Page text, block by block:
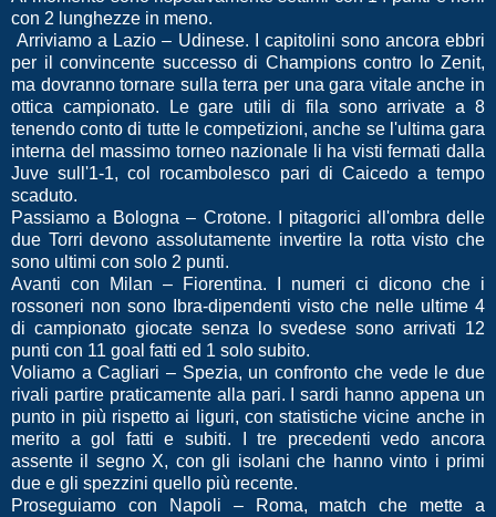
con 2 lunghezze in meno.
Arriviamo a Lazio – Udinese. I capitolini sono ancora ebbri
per il convincente successo di Champions contro lo Zenit,
ma dovranno tornare sulla terra per una gara vitale anche in
ottica campionato. Le gare utili di fila sono arrivate a 8
tenendo conto di tutte le competizioni, anche se l'ultima gara
interna del massimo torneo nazionale li ha visti fermati dalla
Juve sull'1-1, col rocambolesco pari di Caicedo a tempo
scaduto.
Passiamo a Bologna – Crotone. I pitagorici all'ombra delle
due Torri devono assolutamente invertire la rotta visto che
sono ultimi con solo 2 punti.
Avanti con Milan – Fiorentina. I numeri ci dicono che i
rossoneri non sono Ibra-dipendenti visto che nelle ultime 4
di campionato giocate senza lo svedese sono arrivati 12
punti con 11 goal fatti ed 1 solo subito.
Voliamo a Cagliari – Spezia, un confronto che vede le due
rivali partire praticamente alla pari. I sardi hanno appena un
punto in più rispetto ai liguri, con statistiche vicine anche in
merito a gol fatti e subiti. I tre precedenti vedo ancora
assente il segno X, con gli isolani che hanno vinto i primi
due e gli spezzini quello più recente.
Proseguiamo con Napoli – Roma, match che mette a